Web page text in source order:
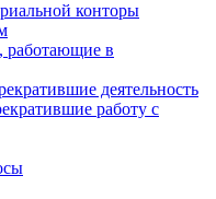
конторы
работающие в
деятельность
работу с